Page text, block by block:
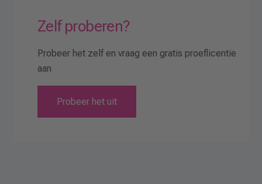
Zelf proberen?
Probeer het zelf en vraag een gratis proeflicentie
aan
Probeer het uit